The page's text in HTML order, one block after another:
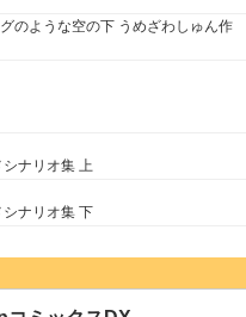
のような空の下 うめざわしゅん作
ナリオ集 上
ナリオ集 下